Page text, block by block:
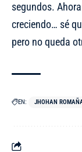
segundos.
creciendo… sé
pero no queda
EN: JHOHAN